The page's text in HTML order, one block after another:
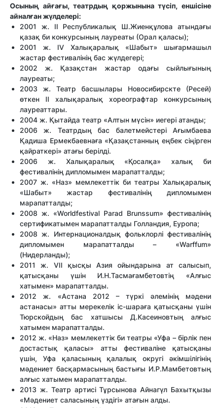
Осының айғағы, театрдың қоржынына түсіп, еншісіне
айналған жүлделері:
2001 ж. II Республикалық Ш.Жиенқұлова атындағы
қазақ би конкурсының лауреаты (Орал қаласы);
2001 ж. IV Халықаралық «Шабыт» шығармашыл
жастар фестивалінің бас жүлдегері;
2002 ж. Қазақстан жастар одағы сыйлығының
лауреаты;
2003 ж. Театр басшылары Новосибирскте (Ресей)
өткен II халықаралық хореографтар конкурсының
лауреаттары.
2004 ж. Қытайда театр «Алтын мүсін» иегері атанды;
2006 ж. Театрдың бас балетмейстері Ағымбаева
Қадиша Ермекбаевнаға «Қазақстанның еңбек сіңірген
қайраткері» атағы берілді.
2006 ж. Халықаралық «Қосалқа» халық би
фестивалінің дипломымен марапатталды;
2007 ж. «Наз» мемлекеттік би театры Халықаралық
«Шабыт» жастар фестивалінің дипломымен
марапатталды;
2008 ж. «Worldfestival Parad Brunssum» фестивалінің
сертификатымен марапатталды Голландия, Еуропа;
2008 ж. Интернационалдық фольклорлі фестивалінің
дипломымен марапатталды – «Warffum»
(Нидерланды);
2011 ж. VII қысқы Азия ойындарына ат салысып,
қатысқаны үшін И.Н.Тасмағамбетовтің «Алғыс
хатымен» марапатталды.
2012 ж. «Астана 2012 – түркі әлемінің мәдени
астанасы» атты мерекелік іс-шараға қатысқаны үшін
Тюрскойдың бас хатшысы Д.Касеиновтың алғыс
хатымен марапатталды.
2012 ж. «Наз» мемлекеттік би театры «Уфа – бірлік пен
достастық қаласы» атты фестиваліне қатысқаны
үшін, Уфа қаласының қалалық округі әкімшілігінің
мәдениет басқармасының бастығы И.Р.Мамбетовтың
алғыс хатымен марапатталды.
2013 ж. Театр артисі Тұрсынова Айнагүл Бахытқызы
«Мәдениет саласының үздігі» атағын алды.